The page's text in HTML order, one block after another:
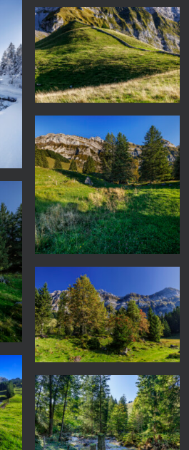
Chammhalden 25-09-18-
1340
Tosegg 25-09-18-1655-Pano
Wasserhüttli 25-09-19-1160
Aueli 25-09-19-1276